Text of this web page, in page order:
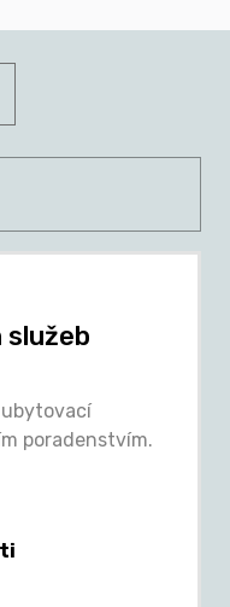
služeb
poradenstvím.